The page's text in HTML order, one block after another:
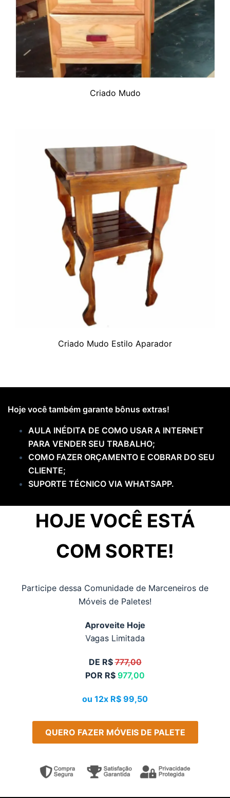
Criado Mudo
Criado Mudo Estilo Aparador
Hoje você também garante bônus extras!
AULA INÉDITA DE COMO USAR A INTERNET
PARA VENDER SEU TRABALHO;
COMO FAZER ORÇAMENTO E COBRAR DO SEU
CLIENTE;
SUPORTE TÉCNICO VIA WHATSAPP.
HOJE VOCÊ ESTÁ
COM SORTE!
Participe dessa Comunidade de Marceneiros de
Móveis de Paletes!
Aproveite Hoje
Vagas Limitada
DE R$777,00
POR R$ 977,00
ou 12x R$ 99,50
QUERO FAZER MÓVEIS DE PALETE